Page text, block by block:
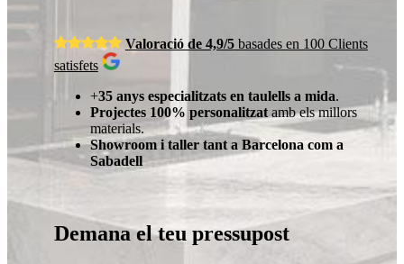
Valoració de 4,9/5basades en 100 Clients
satisfets
+35 anys especialitzats en taulells a mida.
Projectes 100% personalitzatamb els millors
materials.
Showroom i taller tant a Barcelona com a
Sabadell
Demana el teu pressupost